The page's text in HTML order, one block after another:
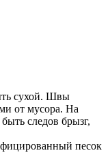
сухой. Швы
от мусора. На
следов брызг,
песок